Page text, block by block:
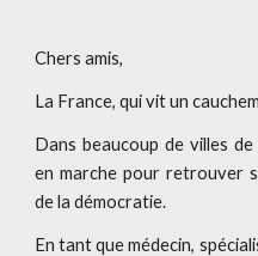
Chers amis,
La France, qui vit un
Dans beaucoup de villes
en marche pour retrouver
de la démocratie.
En tant que médecin,